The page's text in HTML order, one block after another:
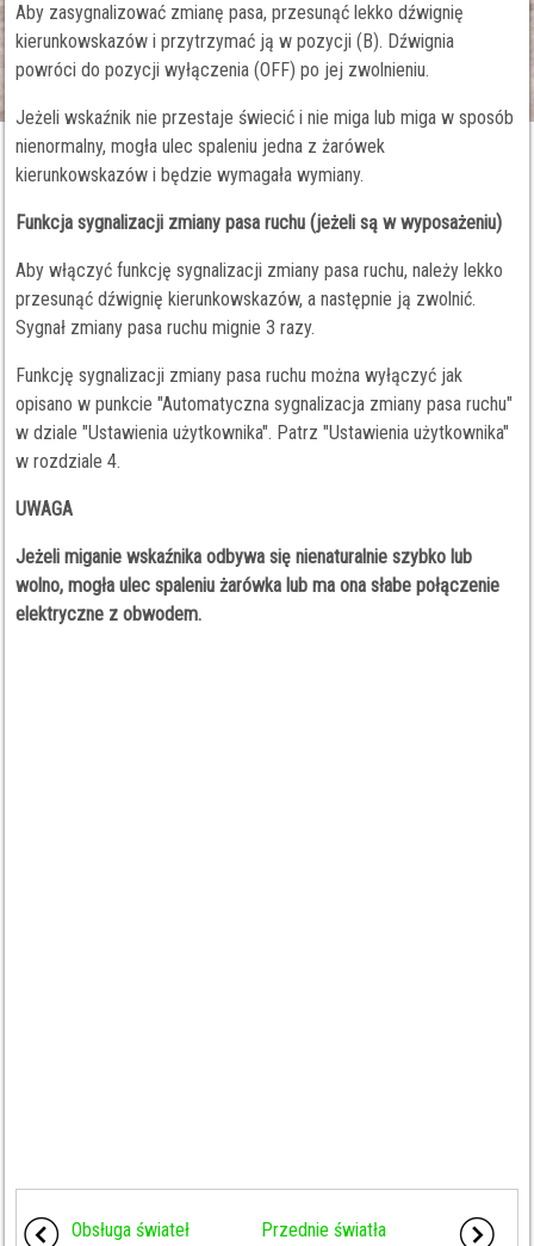
Aby zasygnalizować zmianę pasa, przesunąć lekko dźwignię
kierunkowskazów i przytrzymać ją w pozycji (B). Dźwignia
powróci do pozycji wyłączenia (OFF) po jej zwolnieniu.
Jeżeli wskaźnik nie przestaje świecić i nie miga lub miga w sposób
nienormalny, mogła ulec spaleniu jedna z żarówek
kierunkowskazów i będzie wymagała wymiany.
Funkcja sygnalizacji zmiany pasa ruchu (jeżeli są w wyposażeniu)
Aby włączyć funkcję sygnalizacji zmiany pasa ruchu, należy lekko
przesunąć dźwignię kierunkowskazów, a następnie ją zwolnić.
Sygnał zmiany pasa ruchu mignie 3 razy.
Funkcję sygnalizacji zmiany pasa ruchu można wyłączyć jak
opisano w punkcie "Automatyczna sygnalizacja zmiany pasa ruchu"
w dziale "Ustawienia użytkownika". Patrz "Ustawienia użytkownika"
w rozdziale 4.
UWAGA
Jeżeli miganie wskaźnika odbywa się nienaturalnie szybko lub
wolno, mogła ulec spaleniu żarówka lub ma ona słabe połączenie
elektryczne z obwodem.
Obsługa świateł
Przednie światła